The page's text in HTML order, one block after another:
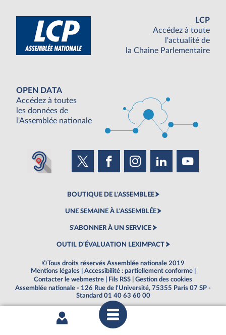
LCP
Accédez à toute
l'actualité de
la Chaine Parlementaire
OPEN DATA
Accédez à toutes
les données de
l'Assemblée nationale
BOUTIQUE DE L'ASSEMBLEE
UNE SEMAINE À L'ASSEMBLÉE
S'ABONNER À UN SERVICE
OUTIL D'ÉVALUATION LEXIMPACT
©Tous droits réservés Assemblée nationale 2019
Mentions légales
Accessibilité : partiellement conforme
Contacter le webmestre
Fils RSS
Gestion des cookies
Assemblée nationale - 126 Rue de l'Université, 75355 Paris 07 SP -
Standard 01 40 63 60 00